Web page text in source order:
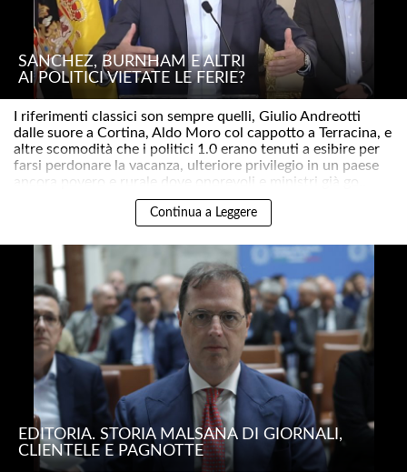
SÁNCHEZ, BURNHAM E ALTRI
AI POLITICI VIETATE LE FERIE?
I riferimenti classici son sempre quelli, Giulio Andreotti
dalle suore a Cortina, Aldo Moro col cappotto a Terracina, e
altre scomodità che i politici 1.0 erano tenuti a esibire per
farsi perdonare la vacanza, ulteriore privilegio in un paese
ancora povero e rurale dove onorevoli e ministri già go..
Continua a Leggere
EDITORIA. STORIA MALSANA DI GIORNALI,
CLIENTELE E PAGNOTTE